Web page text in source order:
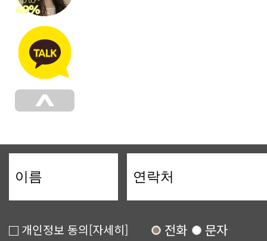
개인정보 동의[자세히] 전화 문자